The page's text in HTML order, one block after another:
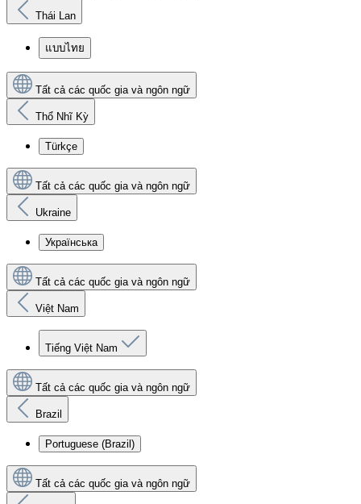
Thái Lan
แบบไทย
Tất cả các quốc gia và ngôn ngữ
Thổ Nhĩ Kỳ
Türkçe
Tất cả các quốc gia và ngôn ngữ
Ukraine
Українська
Tất cả các quốc gia và ngôn ngữ
Việt Nam
Tiếng Việt Nam
Tất cả các quốc gia và ngôn ngữ
Brazil
Portuguese (Brazil)
Tất cả các quốc gia và ngôn ngữ